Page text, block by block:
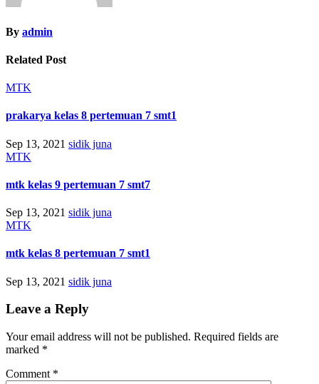
By admin
Related Post
MTK
prakarya kelas 8 pertemuan 7 smt1
Sep 13, 2021 sidik juna
MTK
mtk kelas 9 pertemuan 7 smt7
Sep 13, 2021 sidik juna
MTK
mtk kelas 8 pertemuan 7 smt1
Sep 13, 2021 sidik juna
Leave a Reply
Your email address will not be published. Required fields are
marked *
Comment *